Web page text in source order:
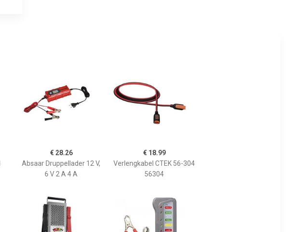
€ 28.26
Absaar Druppellader 12 V,
6 V 2 A 4 A
€ 18.99
Verlengkabel CTEK 56-304
56304